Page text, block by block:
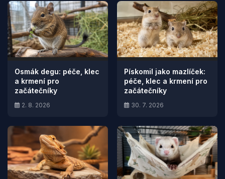
Osmák degu: péče, klec
a krmení pro
začátečníky
2. 8. 2026
Pískomil jako mazlíček:
péče, klec a krmení pro
začátečníky
30. 7. 2026